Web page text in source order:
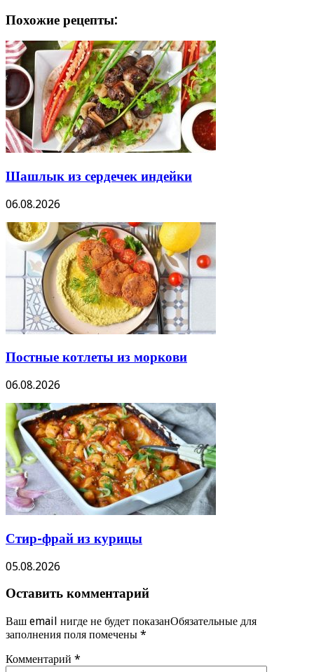
Похожие рецепты:
Шашлык из сердечек индейки
06.08.2026
Постные котлеты из моркови
06.08.2026
Стир-фрай из курицы
05.08.2026
Оставить комментарий
Ваш email нигде не будет показанОбязательные для
заполнения поля помечены *
Комментарий *